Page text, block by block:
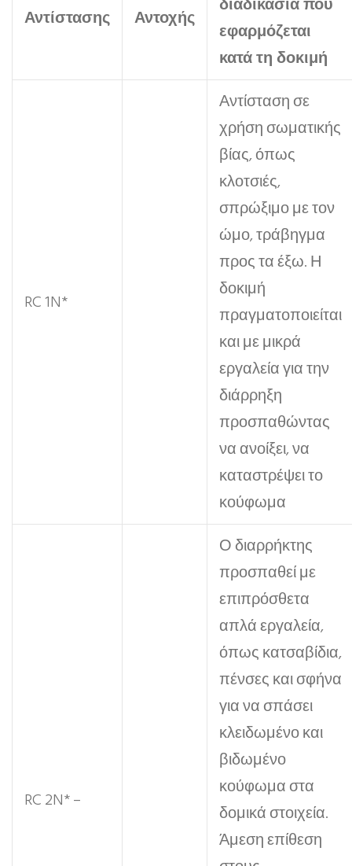
Αντίστασης
Αντοχής
εφαρμόζεται
κατά τη δοκιμή
RC 1N*
Αντίσταση σε
χρήση σωματικής
βίας, όπως
κλοτσιές,
σπρώξιμο με τον
ώμο, τράβηγμα
προς τα έξω. Η
δοκιμή
πραγματοποιείται
και με μικρά
εργαλεία για την
διάρρηξη
προσπαθώντας
να ανοίξει, να
καταστρέψει το
κούφωμα
RC 2N* –
Ο διαρρήκτης
προσπαθεί με
επιπρόσθετα
απλά εργαλεία,
όπως κατσαβίδια,
πένσες και σφήνα
για να σπάσει
κλειδωμένο και
βιδωμένο
κούφωμα στα
δομικά στοιχεία.
Άμεση επίθεση